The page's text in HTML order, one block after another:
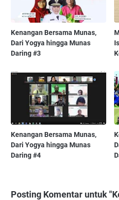
Kenangan Bersama Munas,
Dari Yogya hingga Munas
Daring #3
Kenangan Bersama Munas,
Dari Yogya hingga Munas
Daring #4
Posting Komentar untuk